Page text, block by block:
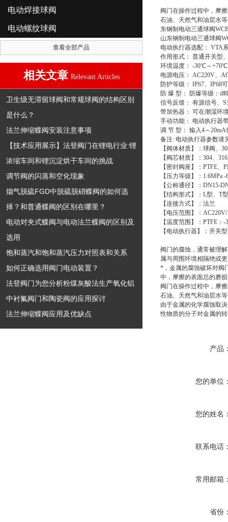
电动焊接球阀
电动螺纹球阀
查看全部产品
相关文章 Relevant Articles
卫生级无滞留球阀和常规球阀的结构区别
是什么？
法兰伸缩蝶阀安装注意事项
【技术应用展示】法登阀门在锂电行业:锂
浓缩车间和锂沉淀烘干车间的挑战
调节阀的闪蒸和空化现象
烟气脱硫FGD中脱硫脱硝蝶阀的如何选
择？和普通蝶阀的区别在哪里？
电动对夹式蝶阀与电动法兰蝶阀的区别及
选用
饱和蒸汽和饱和蒸汽压力对照表和关系
如何正确选用阀门电动装置？
法登阀门为您分析粉煤灰酸法生产氧化铝
中衬氟阀门和陶瓷阀的应用探讨
法兰伸缩蝶阀应用及优缺点
阀门在操作过程中，摩
石油、天然气和油层水
东钢制电动三通球阀
山东钢制电动三通球阀
电动执行器选配： VTA
作用形式： 普通开关型
环境温度： -30℃～+70℃
电源电压： AC220V、
防护等级： IP67、IP68
防 爆 型： 防爆等级：
信号反馈： 有源信号、
带加热器： 可在潮湿环
手动功能： 电动执行器
调 节 型： 输入4～
备注: 电动执行器参数请
【阀体材质】：球阀、
【阀芯材质】：304、
【密封阀座】：PTFE、
【压力等级】：1.6MPa -
【公称通径】：DN15-
【结构形式】：L型、T型
【连接方式】：法兰
【电压范围】：
【温度范围】：PTFE
【电动执行器】：开关
阀门的腐蚀，通常被理
属与周围环境相隔绝或
*，金属的腐蚀破坏对阀
中，摩擦的表面总的磨
阀门在操作过程中，摩
石油、天然气和油层水
由于金属的化学腐蚀取
性物质的分子对金属的
产品
您的单位
您的姓名
联系电话
常用邮箱
省份